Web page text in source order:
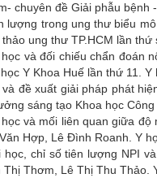
chuyên đề Giải phẫu bệnh
trong ung thư biểu
ung thư TP.HCM lần
và đối chiếu chẩn đoán
Y Khoa Huế lần thứ 11.
đề xuất giải pháp phát
sáng tạo Khoa học
và mối liên quan giữa
Hợp, Lê Ðình Roanh. Y
chỉ số tiên lượng NPI
Thơm, Lê Thị Thu Thảo.